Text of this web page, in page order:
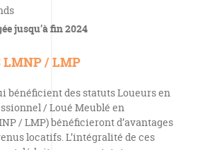
jusqu’à fin 2024
LMNP / LMP
bénéficient des statuts Loueurs en
/ Loué Meublé en
/ LMP) bénéficieront d’avantages
locatifs. L’intégralité de ces